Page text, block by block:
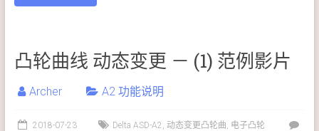
凸轮曲线 动态变更 － (1) 范例影片
Archer A2 功能说明
2018-07-23 Delta ASD-A2 , 动态变更凸轮曲, 电子凸轮